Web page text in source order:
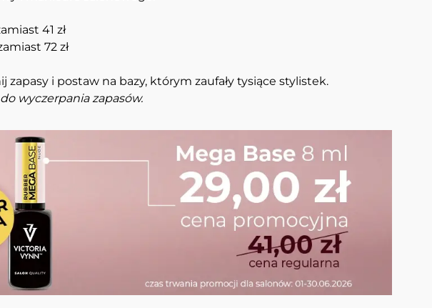
41 zł
72 zł
i postaw na bazy, którym zaufały tysiące stylistek.
wyczerpania zapasów.